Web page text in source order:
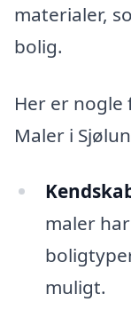
materialer,
bolig.
Her er
Maler i
maler
muligt.